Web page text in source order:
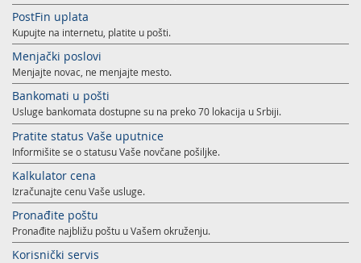
PostFin uplata
Kupujte na internetu, platite u pošti.
Menjački poslovi
Menjajte novac, ne menjajte mesto.
Bankomati u pošti
Usluge bankomata dostupne su na preko 70 lokacija u Srbiji.
Pratite status Vaše uputnice
Informišite se o statusu Vaše novčane pošiljke.
Kalkulator cena
Izračunajte cenu Vaše usluge.
Pronađite poštu
Pronađite najbližu poštu u Vašem okruženju.
Korisnički servis